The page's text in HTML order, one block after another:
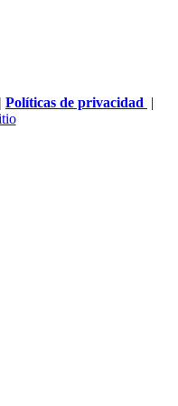
| Políticas de privacidad |